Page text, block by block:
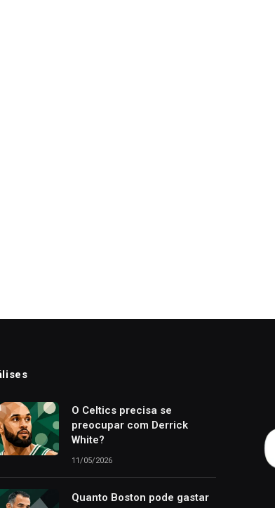
O Celtics precisa se
preocupar com Derrick
White?
11/05/2026
Quanto Boston pode gastar